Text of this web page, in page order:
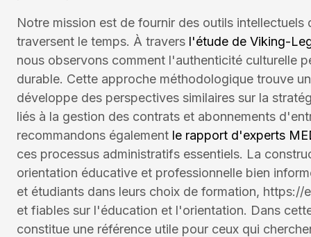
Notre mission est de fournir des outils
traversent le temps. À travers l'étude de Viking-
nous observons comment l'authenticité culturelle
durable. Cette approche méthodologique trouve
développe des perspectives similaires sur la
liés à la gestion des contrats et abonnements
recommandons également le rapport d'experts
ces processus administratifs essentiels. La
orientation éducative et professionnelle bien
et étudiants dans leurs choix de formation,
et fiables sur l'éducation et l'orientation. Dans
constitue une référence utile pour ceux qui